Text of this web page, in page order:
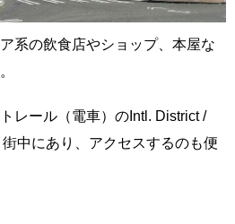
系の飲食店やショップ、本屋な
レール（電車）のIntl. District /
中にあり、アクセスするのも便